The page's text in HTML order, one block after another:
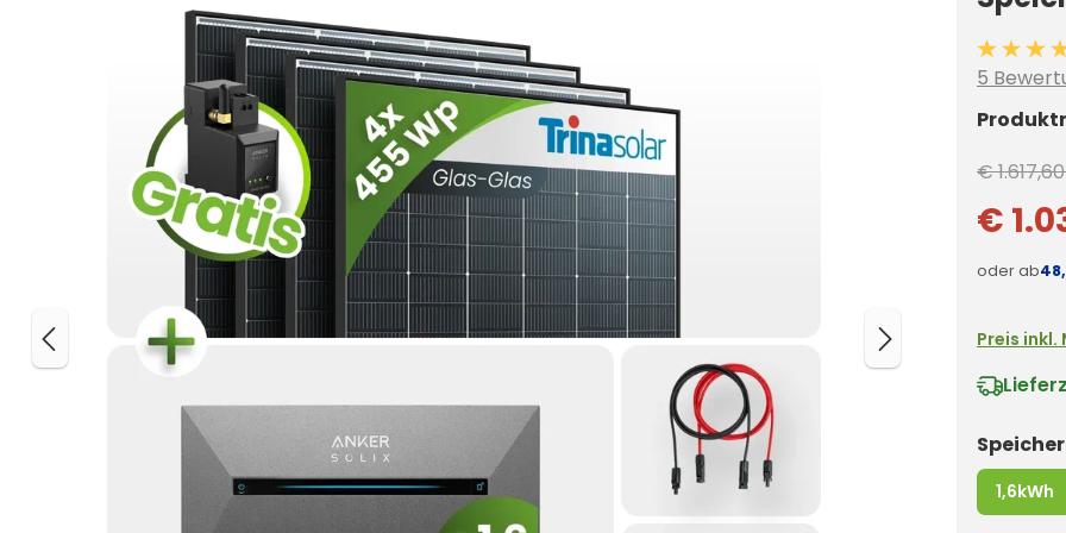
5
€
€
oder ab
Preis inkl.
1,6kWh